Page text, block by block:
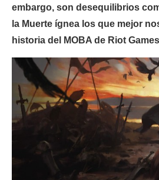
embargo, son desequilibrios
la Muerte ígnea los que mejor
historia del MOBA de Riot